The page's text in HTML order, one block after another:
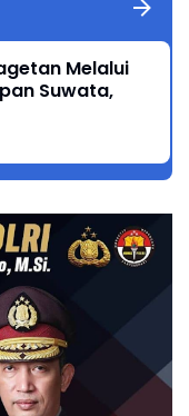
Melalui
Suwata,